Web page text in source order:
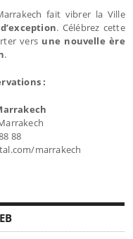
fait vibrer la Ville
. Célébrez cette
vers une nouvelle ère
.
:
88
marrakech